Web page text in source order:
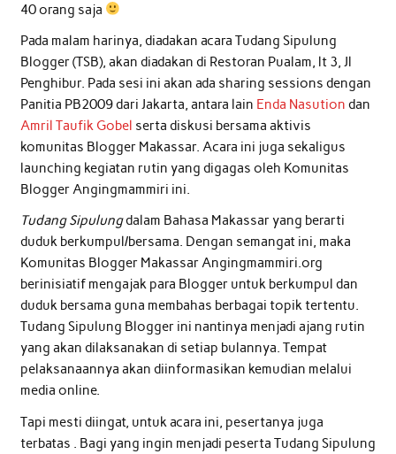
40 orang saja
Pada malam harinya, diadakan acara Tudang Sipulung
Blogger (TSB), akan diadakan di Restoran Pualam, lt 3, Jl
Penghibur. Pada sesi ini akan ada sharing sessions dengan
Panitia PB2009 dari Jakarta, antara lain Enda Nasution dan
Amril Taufik Gobel serta diskusi bersama aktivis
komunitas Blogger Makassar. Acara ini juga sekaligus
launching kegiatan rutin yang digagas oleh Komunitas
Blogger Angingmammiri ini.
Tudang Sipulungdalam Bahasa Makassar yang berarti
duduk berkumpul/bersama. Dengan semangat ini, maka
Komunitas Blogger Makassar Angingmammiri.org
berinisiatif mengajak para Blogger untuk berkumpul dan
duduk bersama guna membahas berbagai topik tertentu.
Tudang Sipulung Blogger ini nantinya menjadi ajang rutin
yang akan dilaksanakan di setiap bulannya. Tempat
pelaksanaannya akan diinformasikan kemudian melalui
media online.
Tapi mesti diingat, untuk acara ini, pesertanya juga
terbatas . Bagi yang ingin menjadi peserta Tudang Sipulung